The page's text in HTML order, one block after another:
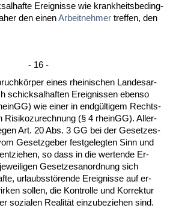
Er­eig­nis­se wie krank­heits­be­ding­
den ei­nenAr­beit­neh­mer tref­fen, den
- 16 -
ei­nes rhei­ni­schen Lan­des­ar­
schick­sal­haf­ten Er­eig­nis­sen eben­so
wie ei­ner in endgülti­gem Rechts­
Ri­si­ko­zu­rech­nung (§ 4 rheinGG). Al­ler­
Art. 20 Abs. 3 GG bei der Ge­set­zes­
Ge­setz­ge­ber fest­ge­leg­ten Sinn und
so dass in die wer­ten­de Er­
Ge­set­zes­an­ord­nung sich
ur­laubsstören­de Er­eig­nis­se auf er­
sol­len, die Kon­trol­le und Kor­rek­tur
so­zia­len Rea­lität ein­zu­be­zie­hen sind.